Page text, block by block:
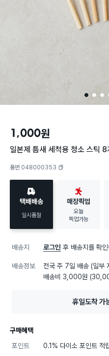
1 2 3
1,000원
일본제 틈새 세척용 청소 스틱 8
품번 048000353
택배배송
일시품절
매장픽업
오늘
픽업가능
배송지 로그인 후 배송지를 확
배송정보 전국 주 7일 배송 (일부
배송비 3,000원
휴일도착 가
구매혜택
포인트
0.1% 다이소 포인트 적